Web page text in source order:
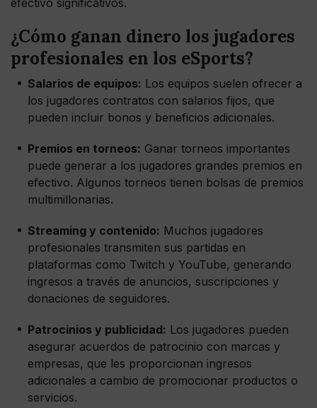
efectivo significativos.
¿Cómo ganan dinero los jugadores
profesionales en los eSports?
Salarios de equipos: Los equipos suelen ofrecer a
los jugadores contratos con salarios fijos, que
pueden incluir bonos y beneficios adicionales.
Premios en torneos: Ganar torneos importantes
puede generar a los jugadores grandes premios en
efectivo. Algunos torneos tienen bolsas de premios
multimillonarias.
Streaming y contenido: Muchos jugadores
profesionales transmiten sus partidas en
plataformas como Twitch y YouTube, generando
ingresos a través de anuncios, suscripciones y
donaciones de seguidores.
Patrocinios y publicidad: Los jugadores pueden
asegurar acuerdos de patrocinio con marcas y
empresas, que les proporcionan ingresos
adicionales a cambio de promocionar productos o
servicios.